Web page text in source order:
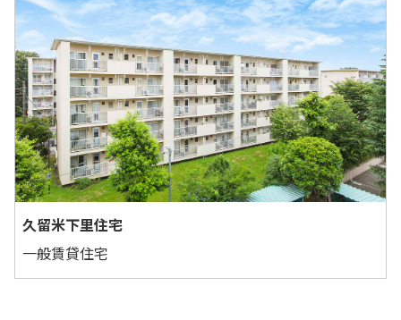
久留米下里住宅
一般賃貸住宅